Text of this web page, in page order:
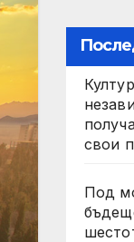
свои
Под